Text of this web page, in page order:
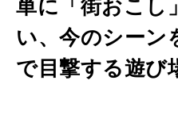
単に「街おこし
い、今のシーン
で目撃する遊び